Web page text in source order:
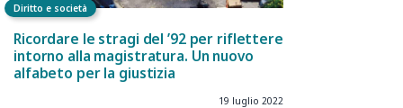
Diritto e società
Ricordare le stragi del ’92 per riflettere
intorno alla magistratura. Un nuovo
alfabeto per la giustizia
19 luglio 2022